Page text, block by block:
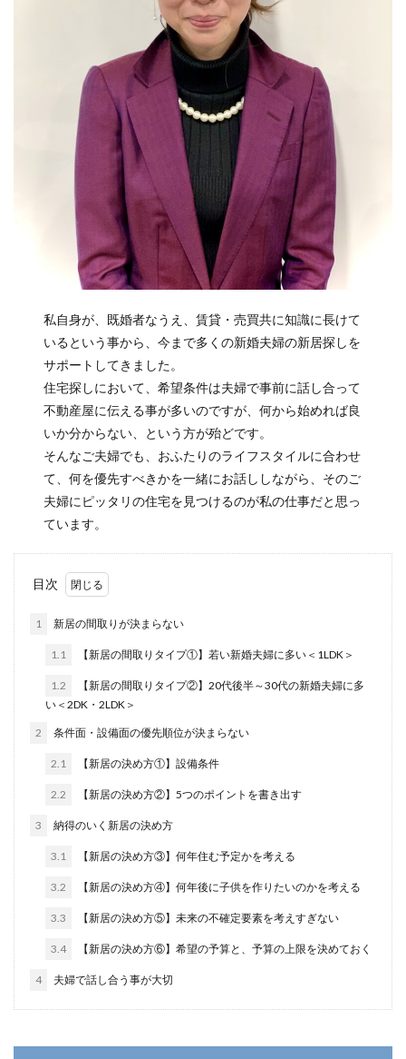
私自身が、既婚者なうえ、賃貸・売買共に知識に長けて
いるという事から、今まで多くの新婚夫婦の新居探しを
サポートしてきました。
住宅探しにおいて、希望条件は夫婦で事前に話し合って
不動産屋に伝える事が多いのですが、何から始めれば良
いか分からない、という方が殆どです。
そんなご夫婦でも、おふたりのライフスタイルに合わせ
て、何を優先すべきかを一緒にお話ししながら、そのご
夫婦にピッタリの住宅を見つけるのが私の仕事だと思っ
ています。
目次
1 新居の間取りが決まらない
1.1 【新居の間取りタイプ①】若い新婚夫婦に多い＜1LDK＞
1.2
【新居の間取りタイプ②】20代後半～30代の新婚夫婦に多
い＜2DK・2LDK＞
2 条件面・設備面の優先順位が決まらない
2.1 【新居の決め方①】設備条件
2.2 【新居の決め方②】5つのポイントを書き出す
3 納得のいく新居の決め方
3.1 【新居の決め方③】何年住む予定かを考える
3.2 【新居の決め方④】何年後に子供を作りたいのかを考える
3.3 【新居の決め方⑤】未来の不確定要素を考えすぎない
3.4 【新居の決め方⑥】希望の予算と、予算の上限を決めておく
4 夫婦で話し合う事が大切